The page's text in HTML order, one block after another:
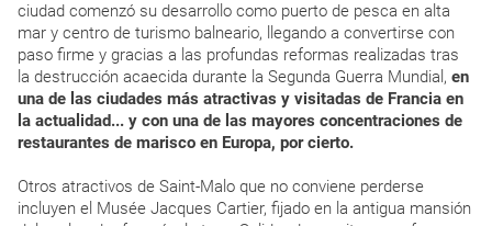
ciudad comenzó su desarrollo como puerto de pesca en alta
mar y centro de turismo balneario, llegando a convertirse con
paso firme y gracias a las profundas reformas realizadas tras
la destrucción acaecida durante la Segunda Guerra Mundial, en
una de las ciudades más atractivas y visitadas de Francia en
la actualidad... y con una de las mayores concentraciones de
restaurantes de marisco en Europa, por cierto.
Otros atractivos de Saint-Malo que no conviene perderse
incluyen el Musée Jacques Cartier, fijado en la antigua mansión